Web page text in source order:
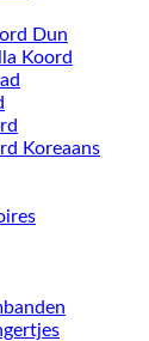
Dun
Koord
Koreaans